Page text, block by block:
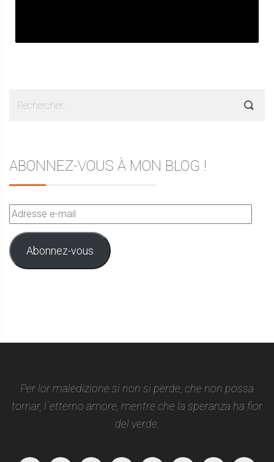
ABONNEZ-VOUS À MON BLOG !
Adresse
e-
mail
Abonnez-vous
Per lor maledizione si non si perde, che non possa
tornar, l`etterno amore, mentre che la speranza ha fior
del verde.